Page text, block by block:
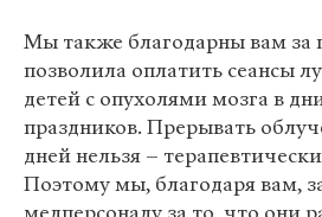
Мы также благодарны вам за
позволила оплатить сеансы
детей с опухолями мозга в
праздников. Прерывать
дней нельзя –
Поэтому мы, благодаря вам,